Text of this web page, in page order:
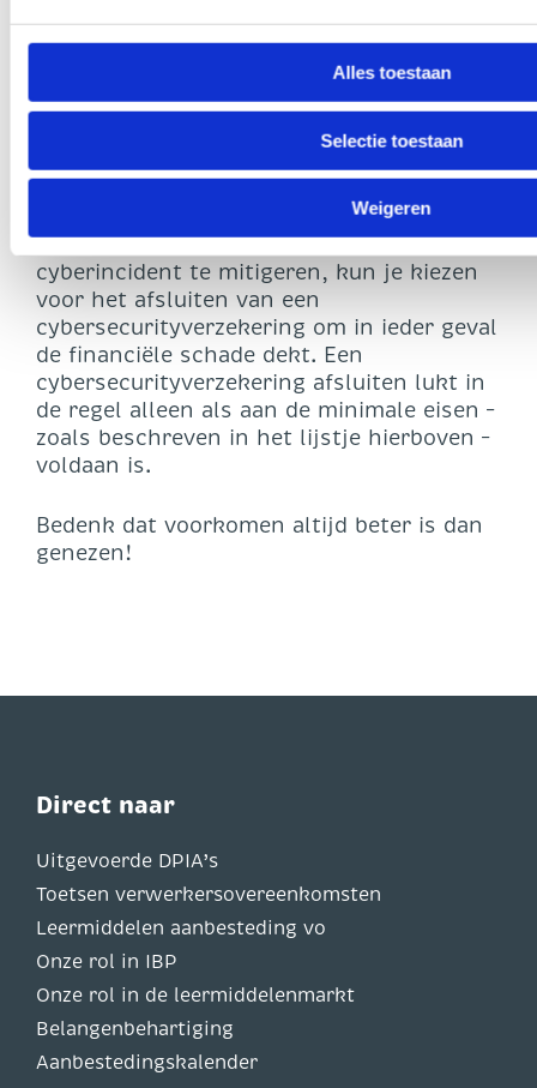
Alles toestaan
Selectie toestaan
Weigeren
basisvoorziening van je
informatiebeveiliging op orde is. Het
normenkader Informatiebeveiliging &
Privacy dat speciaal voor het po en vo is
opgesteld, toetst op deze minimale
dit gevaar is nooit helemaal afwezig. Om
mogelijke vervolgschade van een
cyberincident te mitigeren, kun je kiezen
voor het afsluiten van een
cybersecurityverzekering om in ieder geval
de financiële schade dekt. Een
cybersecurityverzekering afsluiten lukt in
de regel alleen als aan de minimale eisen –
zoals beschreven in het lijstje hierboven –
voldaan is.
Bedenk dat voorkomen altijd beter is dan
genezen!
Direct naar
Uitgevoerde DPIA’s
Toetsen verwerkersovereenkomsten
Leermiddelen aanbesteding vo
Onze rol in IBP
Onze rol in de leermiddelenmarkt
Belangenbehartiging
Aanbestedingskalender